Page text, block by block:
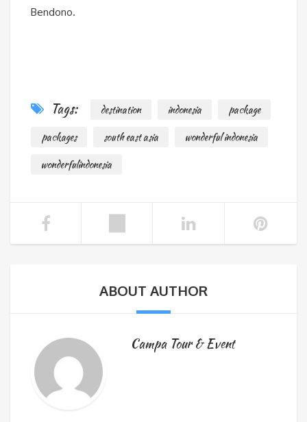
Bendono.
Tags: destination indonesia
package
packages
south east asia
wonderful indonesia
wonderfulindonesia
ABOUT AUTHOR
Campa Tour & Event